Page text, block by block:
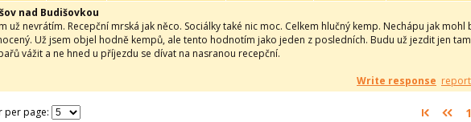
nad Budišovkou
už nevrátím. Recepční mrská jak něco. Sociálky také nic moc. Celkem hlučný kemp. Nechápu jak mohl
Už jsem objel hodně kempů, ale tento hodnotím jako jeden z posledních. Budu už jezdit jen
vážit a ne hned u příjezdu se dívat na nasranou recepční.
Write response
per page: 1